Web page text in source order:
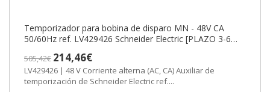
Temporizador para bobina de disparo MN - 48V CA
50/60Hz ref. LV429426 Schneider Electric [PLAZO 3-6
505,42€ 214,46€
LV429426 | 48 V Corriente alterna (AC, CA) Auxiliar de
temporización de Schneider Electric ref....